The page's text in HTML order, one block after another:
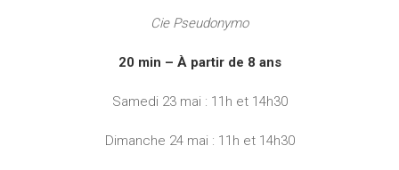
Cie Pseudonymo
20 min – À partir de 8 ans
Samedi 23 mai : 11h et 14h30
Dimanche 24 mai : 11h et 14h30